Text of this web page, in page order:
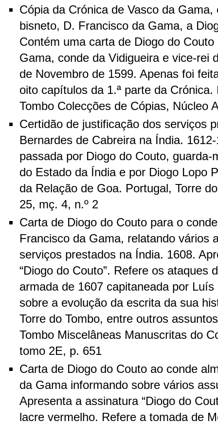
Cópia da Crónica de Vasco da
bisneto, D. Francisco da Gama, a
Contém uma carta de Diogo do
Gama, conde da Vidigueira e vice-rei
de Novembro de 1599. Apenas foi
oito capítulos da 1.ª parte da Crónica.
Tombo Colecções de Cópias, Núcleo
Certidão de justificação dos serviços
Bernardes de Cabreira na Índia.
passada por Diogo do Couto, guarda-
do Estado da Índia e por Diogo Lopo
da Relação de Goa. Portugal, Torre
25, mç. 4, n.º 2
Carta de Diogo do Couto para o
Francisco da Gama, relatando vários
serviços prestados na Índia. 1608.
“Diogo do Couto”. Refere os ataques
armada de 1607 capitaneada por
sobre a evolução da escrita da sua
Torre do Tombo, entre outros
Tombo Miscelâneas Manuscritas do
tomo 2E, p. 651
Carta de Diogo do Couto ao conde
da Gama informando sobre vários
Apresenta a assinatura “Diogo do
lacre vermelho. Refere a tomada de